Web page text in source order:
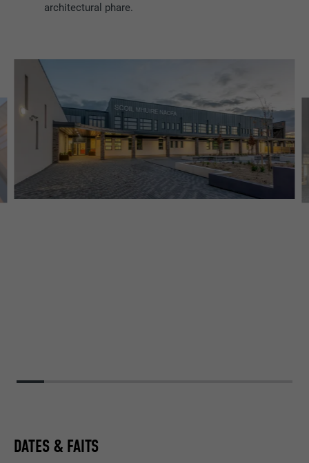
architectural phare.
DATES & FAITS